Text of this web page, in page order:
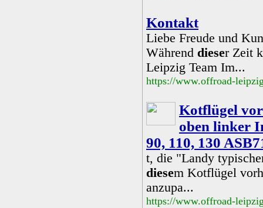
Kontakt
Liebe Freude und
Während dieser Zeit
Leipzig Team Im...
https://www.offroad-
Kotflügel
oben linker
90, 110, 130
t, die "Landy
diesem Kotflügel
anzupa...
https://www.offroad-